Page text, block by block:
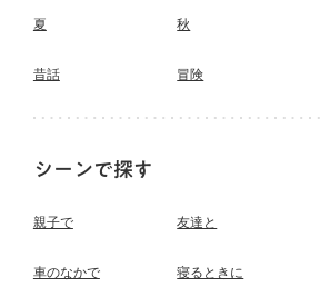
夏 秋
昔話 冒険
シーンで探す
親子で 友達と
車のなかで 寝るときに